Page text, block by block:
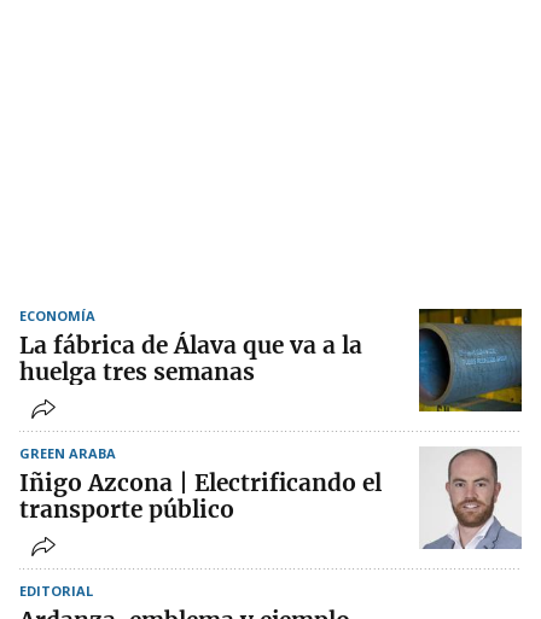
ECONOMÍA
La fábrica de Álava que va a la
huelga tres semanas
GREEN ARABA
Iñigo Azcona | Electrificando el
transporte público
EDITORIAL